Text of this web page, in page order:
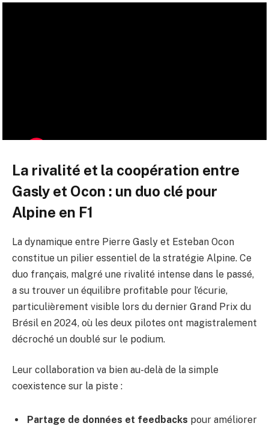
La rivalité et la coopération entre
Gasly et Ocon : un duo clé pour
Alpine en F1
La dynamique entre Pierre Gasly et Esteban Ocon
constitue un pilier essentiel de la stratégie Alpine. Ce
duo français, malgré une rivalité intense dans le passé,
a su trouver un équilibre profitable pour l’écurie,
particulièrement visible lors du dernier Grand Prix du
Brésil en 2024, où les deux pilotes ont magistralement
décroché un doublé sur le podium.
Leur collaboration va bien au-delà de la simple
coexistence sur la piste :
Partage de données et feedbacks pour améliorer